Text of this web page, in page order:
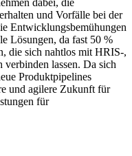
dabei, die
und Vorfälle bei der
Entwicklungsbemühungen
Lösungen, da fast 50 %
die sich nahtlos mit HRIS-,
verbinden lassen. Da sich
Produktpipelines
und agilere Zukunft für
für